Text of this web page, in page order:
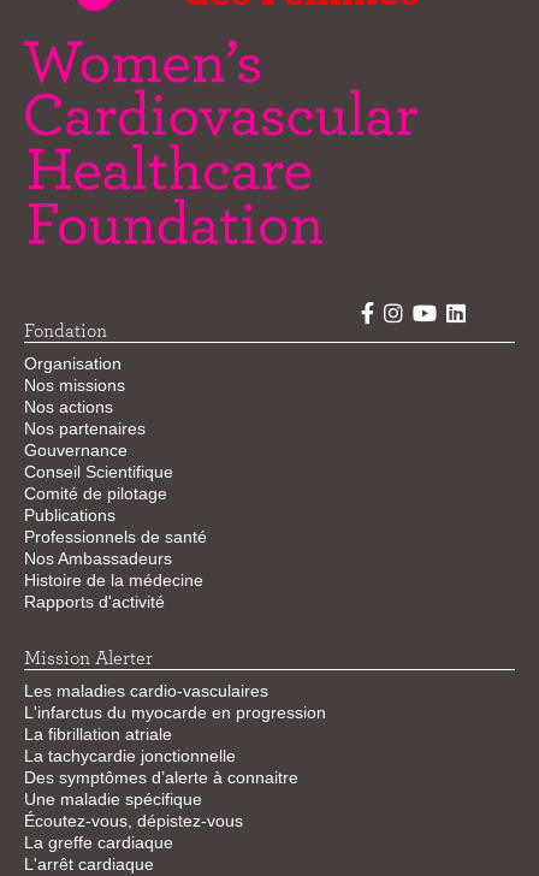
Fondation
Organisation
Nos missions
Nos actions
Nos partenaires
Gouvernance
Conseil Scientifique
Comité de pilotage
Publications
Professionnels de santé
Nos Ambassadeurs
Histoire de la médecine
Rapports d'activité
Mission Alerter
Les maladies cardio-vasculaires
L'infarctus du myocarde en progression
La fibrillation atriale
La tachycardie jonctionnelle
Des symptômes d’alerte à connaitre
Une maladie spécifique
Écoutez-vous, dépistez-vous
La greffe cardiaque
L'arrêt cardiaque